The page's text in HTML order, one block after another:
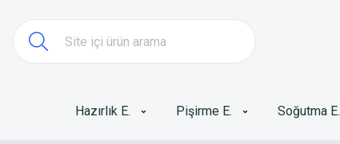
Hazırlık E. Pişirme E. Soğutma E.